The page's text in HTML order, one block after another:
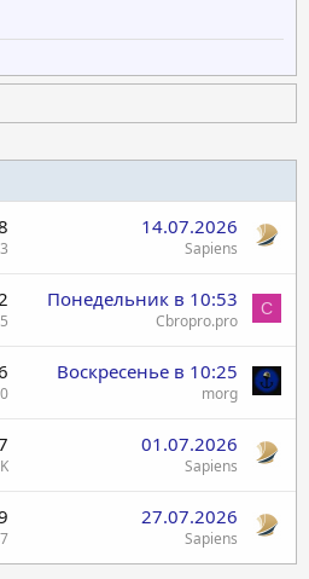
14.07.2026
Sapiens
Понедельник в 10:53
Cbropro.pro
C
Воскресенье в 10:25
morg
01.07.2026
Sapiens
27.07.2026
Sapiens